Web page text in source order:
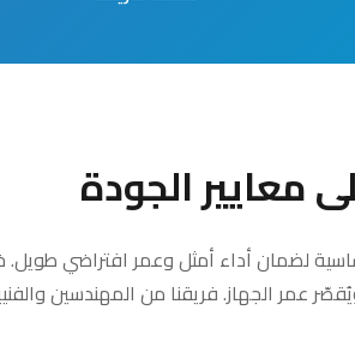
معايير الجودة
لضمان أداء أمثل وعمر افتراضي
عمر الجهاز. فريقنا من المهندسين